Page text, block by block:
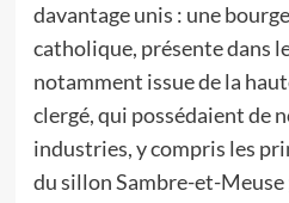
davantage unis : une
catholique, présente dans
notamment issue de la
clergé, qui possédaient de
industries, y compris les
du sillon Sambre-et-